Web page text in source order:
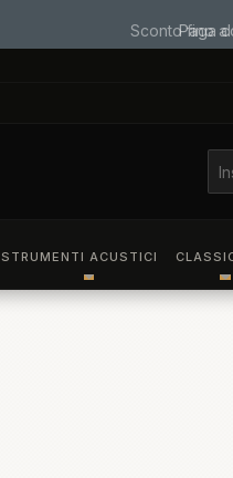
Paga
STRUMENTI ACUSTICI